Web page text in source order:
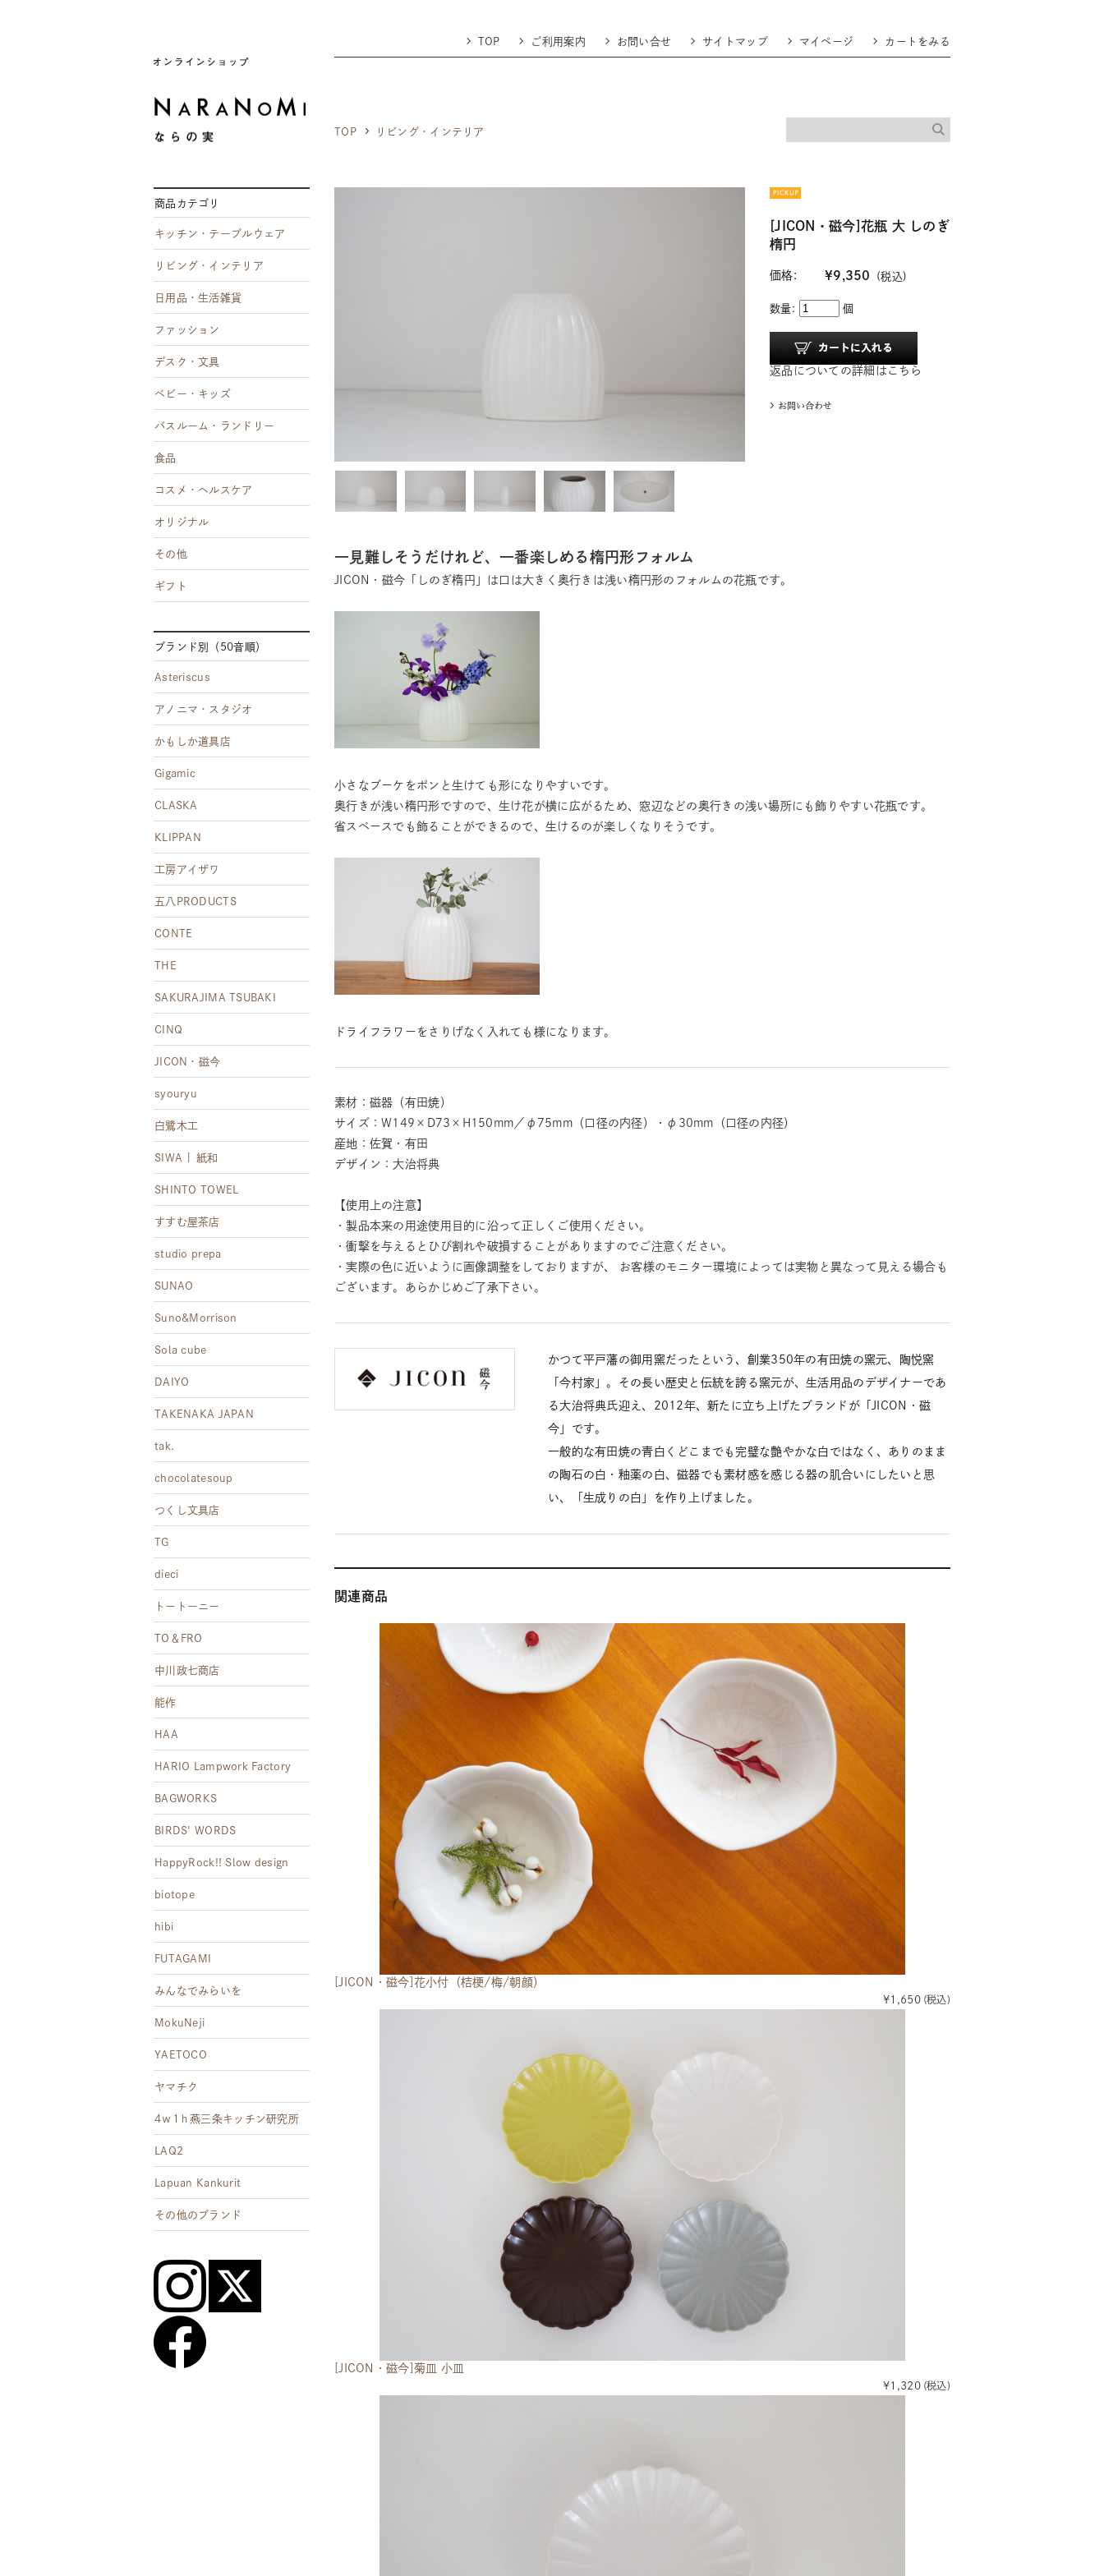
TOP ご利用案内 お問い合せ サイトマップ マイページ カートをみる
TOP リビング・インテリア
[JICON・磁今]花瓶 大 しのぎ
楕円
価格: ¥9,350 (税込)
数量: 個
返品についての詳細はこちら
一見難しそうだけれど、一番楽しめる楕円形フォルム
JICON・磁今「しのぎ楕円」は口は大きく奥行きは浅い楕円形のフォルムの花瓶です。
小さなブーケをポンと生けても形になりやすいです。
奥行きが浅い楕円形ですので、生け花が横に広がるため、窓辺などの奥行きの浅い場所にも飾りやすい花瓶です。
省スペースでも飾ることができるので、生けるのが楽しくなりそうです。
ドライフラワーをさりげなく入れても様になります。
素材：磁器（有田焼）
サイズ：W149×D73×H150mm／φ75mm（口径の内径）・φ30mm（口径の内径）
産地：佐賀・有田
デザイン：大治将典
【使用上の注意】
・製品本来の用途使用目的に沿って正しくご使用ください。
・衝撃を与えるとひび割れや破損することがありますのでご注意ください。
・実際の色に近いように画像調整をしておりますが、 お客様のモニター環境によっては実物と異なって見える場合も
ございます。あらかじめご了承下さい。
かつて平戸藩の御用窯だったという、創業350年の有田焼の窯元、陶悦窯
「今村家」。その長い歴史と伝統を誇る窯元が、生活用品のデザイナーであ
る大治将典氏迎え、2012年、新たに立ち上げたブランドが「JICON・磁
今」です。
一般的な有田焼の青白くどこまでも完璧な艶やかな白ではなく、ありのまま
の陶石の白・釉薬の白、磁器でも素材感を感じる器の肌合いにしたいと思
い、「生成りの白」を作り上げました。
関連商品
[JICON・磁今]花小付（桔梗/梅/朝顔）
¥1,650 (税込)
[JICON・磁今]菊皿 小皿
¥1,320 (税込)
商品カテゴリ
キッチン・テーブルウェア
リビング・インテリア
日用品・生活雑貨
ファッション
デスク・文具
ベビー・キッズ
バスルーム・ランドリー
食品
コスメ・ヘルスケア
オリジナル
その他
ギフト
ブランド別（50音順）
Asteriscus
アノニマ・スタジオ
かもしか道具店
Gigamic
CLASKA
KLIPPAN
工房アイザワ
五八PRODUCTS
CONTE
THE
SAKURAJIMA TSUBAKI
CINQ
JICON・磁今
syouryu
白鷺木工
SIWA | 紙和
SHINTO TOWEL
すすむ屋茶店
studio prepa
SUNAO
Suno&Morrison
Sola cube
DAIYO
TAKENAKA JAPAN
tak.
chocolatesoup
つくし文具店
TG
dieci
トートーニー
TO＆FRO
中川政七商店
能作
HAA
HARIO Lampwork Factory
BAGWORKS
BIRDS' WORDS
HappyRock!! Slow design
biotope
hibi
FUTAGAMI
みんなでみらいを
MokuNeji
YAETOCO
ヤマチク
4ｗ1ｈ燕三条キッチン研究所
LAQ2
Lapuan Kankurit
その他のブランド